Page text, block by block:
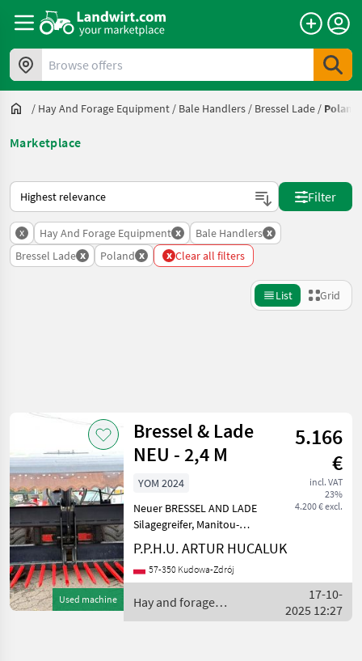
Browse offers
/ Hay And Forage Equipment / Bale Handlers / Bressel Lade / Poland
Marketplace
This is how sorting works on Landwirt.com
Filter
x Hay And Forage Equipment x Bale Handlers x
Bressel Lade x Poland x x Clear all filters
List Grid
Category Place Filter
CURRENT
PATH
Agriculture
technology
Hay And
Forage
Equipment
Bale
Reset
Show
1
results
Used machine
Bressel & Lade
NEU - 2,4 M
5.166
€
incl. VAT
23%
4.200 € excl.
YOM 2024
Neuer BRESSEL AND LADE
Silagegreifer, Manitou-
Umbau, Breite 2, 4 m. Wir
bieten
Transportdienstleistungen
Landmaschinen an,
einschließlich Mähdresche
P.P.H.U. ARTUR HUCALUK
57-350 Kudowa-Zdrój
Hay and forage
equipment / Bressel &
17-10-
2025 12:27